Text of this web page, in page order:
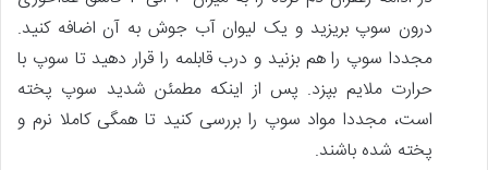
درون سوپ بریزید و یک لیوان آب جوش به آن اضافه کنید.
مجددا سوپ را هم بزنید و درب قابلمه را قرار دهید تا سوپ با
حرارت ملایم بپزد. پس‌ از اینکه مطمئن شدید سوپ پخته
است، مجددا مواد سوپ را بررسی کنید تا همگی کاملا نرم و
پخته شده باشند.